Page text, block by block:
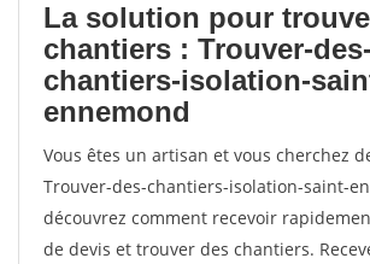
La solution pour
chantiers : Trouver-des-
chantiers-isolation-
ennemond
Vous êtes un artisan et vous cherchez
Trouver-des-chantiers-isolation-saint-
découvrez comment recevoir
de devis et trouver des chantiers.